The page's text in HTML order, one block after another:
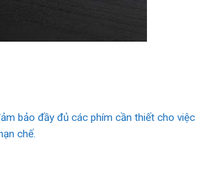
bảo đầy đủ các phím cần thiết cho việc
chế.